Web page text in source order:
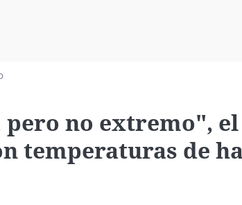
de investigación
País Vasco
no extremo",
temperaturas de